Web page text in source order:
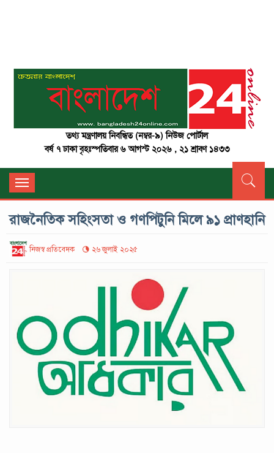
তথ্য মন্ত্রণালয় নিবন্ধিত (নম্বর-৯) নিউজ পোর্টাল
বর্ষ ৭ ঢাকা বৃহঃস্পতিবার ৬ আগস্ট ২০২৬ , ২১ শ্রাবণ ১৪৩৩
Toggle
navigation
রাজনৈতিক সহিংসতা ও গণপিটুনি মিলে ৯১ প্রাণহানি
নিজস্ব প্রতিবেদক ২৬ জুলাই ২০২৫